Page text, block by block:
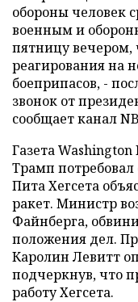
обороны человек
военным и
пятницу вечером,
реагирования на
боеприпасов, -
звонок от
сообщает канал
Газета
Трамп потребовал
Пита Хегсета
ракет. Министр
Файнберга,
положения дел.
Каролин Левитт
подчеркнув, что
работу Хегсета.